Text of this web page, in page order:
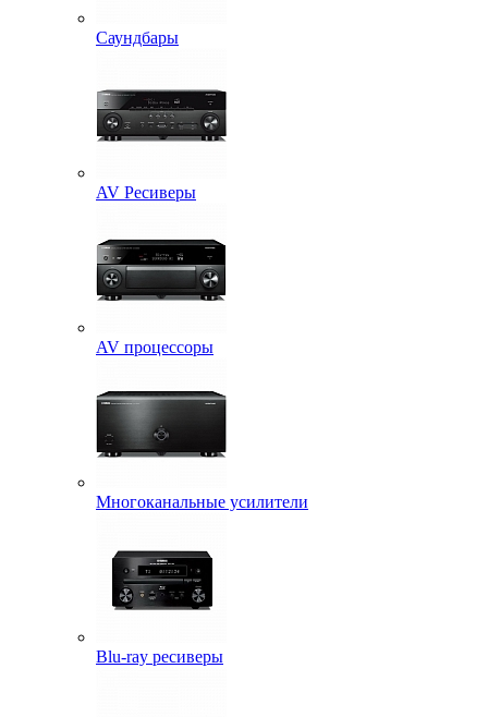
Саундбары
AV Ресиверы
AV процессоры
Многоканальные усилители
Blu-ray ресиверы